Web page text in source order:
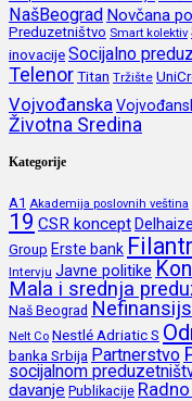
NašBeograd Novčana
Preduzetništvo Smart kolektiv
inovacijeSocijalno
TelenorTitan Tržište
Vojvođanska
Životna Sredina
Kategorije
A1 Akademija poslovnih veština
19 CSR koncept
Group Erste bank
Intervju Javne politike
Mala i srednja
Naš Beograd
Nelt Co Nestlé Adriatic S
banka Srbija Partnerstvo
socijalnom
davanje Publikacije